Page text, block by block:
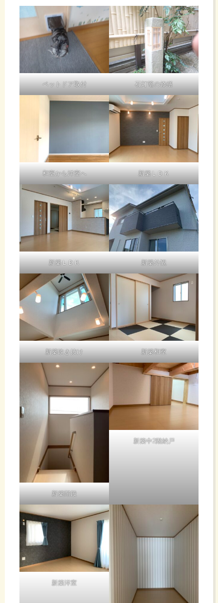
ペットドア取付 石灯篭の修繕
和室から洋室へ 新築ＬＤＫ
新築ＬＤＫ 新築外観
新築吹き抜け 新築和室
新築階段
新築中2階納戸
新築洋室